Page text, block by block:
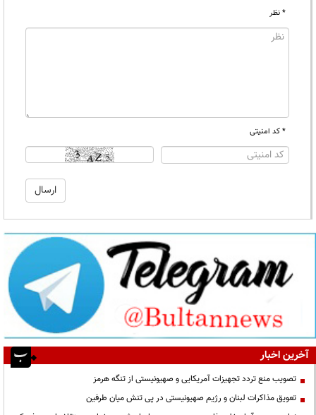
* نظر
* کد امنیتی
آخرین اخبار
تصویب منع تردد تجهیزات آمریکایی و صهیونیستی از تنگه هرمز
تعویق مذاکرات لبنان و رژیم صهیونیستی در پی تنش میان طرفین